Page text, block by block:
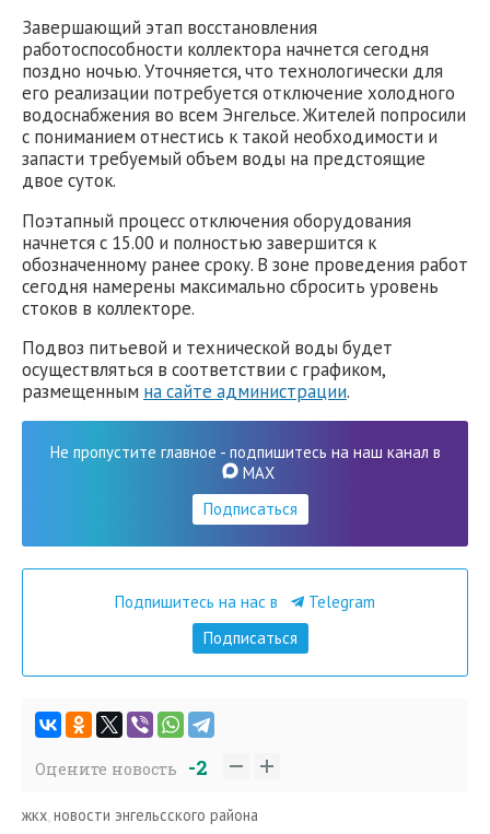
Завершающий этап восстановления
работоспособности коллектора начнется сегодня
поздно ночью. Уточняется, что технологически для
его реализации потребуется отключение холодного
водоснабжения во всем Энгельсе. Жителей попросили
с пониманием отнестись к такой необходимости и
запасти требуемый объем воды на предстоящие
двое суток.
Поэтапный процесс отключения оборудования
начнется с 15.00 и полностью завершится к
обозначенному ранее сроку. В зоне проведения работ
сегодня намерены максимально сбросить уровень
стоков в коллекторе.
Подвоз питьевой и технической воды будет
осуществляться в соответствии с графиком,
размещенным на сайте администрации.
Не пропустите главное - подпишитесь на наш канал в
MAX
Подписаться
Подпишитесь на нас в
Telegram
Подписаться
Оцените новость -2
жкх,новости энгельсского района